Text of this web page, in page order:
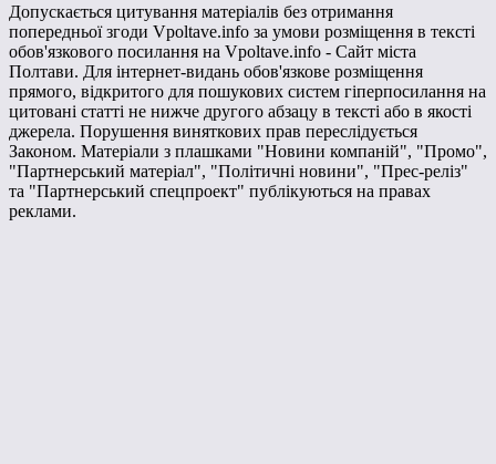
Допускається цитування матеріалів без отримання
попередньої згоди Vpoltave.info за умови розміщення в тексті
обов'язкового посилання на Vpoltave.info - Сайт міста
Полтави. Для інтернет-видань обов'язкове розміщення
прямого, відкритого для пошукових систем гіперпосилання на
цитовані статті не нижче другого абзацу в тексті або в якості
джерела. Порушення виняткових прав переслідується
Законом. Матеріали з плашками "Новини компаній", "Промо",
"Партнерський матеріал", "Політичні новини", "Прес-реліз"
та "Партнерський спецпроект" публікуються на правах
реклами.